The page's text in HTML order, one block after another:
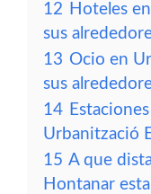
12 Hoteles
sus
13 Ocio en
sus
14
Urbanització
15 A que
Hontanar